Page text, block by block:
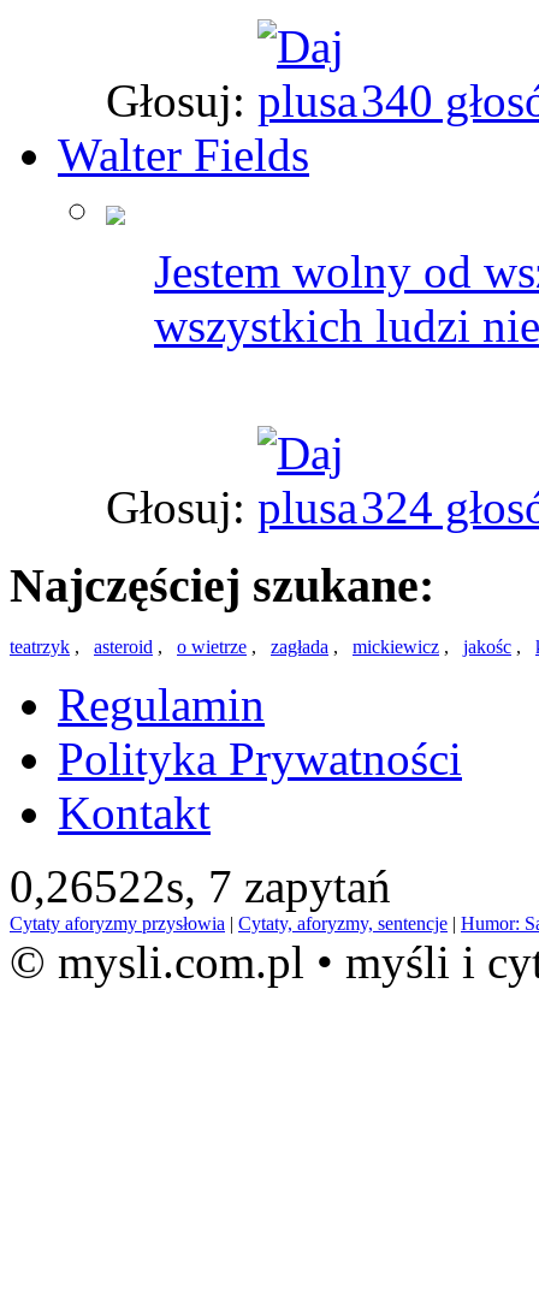
Głosuj:
340
Walter Fields
Jestem wolny od
wszystkich ludzi
Głosuj: 324
Najczęściej szukane:
teatrzyk , asteroid , o wietrze , zagłada , mickiewicz , jakośc ,
Regulamin
Polityka Prywatności
Kontakt
0,26522s, 7 zapytań
Cytaty aforyzmy przysłowia | Cytaty, aforyzmy, sentencje | Humor:
© mysli.com.pl • myśli i